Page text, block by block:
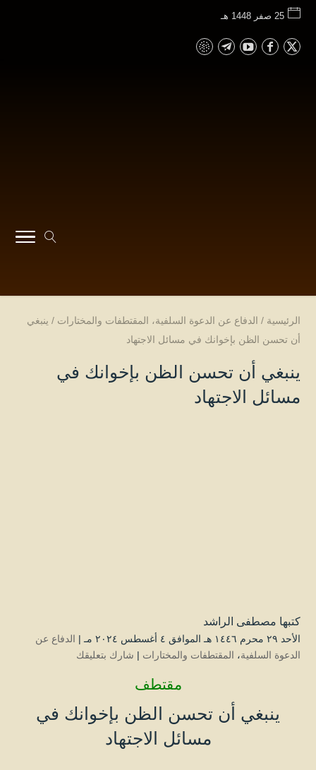
25 صفر 1448 هـ
الرئيسية / الدفاع عن الدعوة السلفية، المقتطفات والمختارات / ينبغي
أن تحسن الظن بإخوانك في مسائل الاجتهاد
ينبغي أن تحسن الظن بإخوانك في
مسائل الاجتهاد
كتبها مصطفى الراشد
الأحد ۲۹ محرم ۱٤٤٦ هـ الموافق ٤ أغسطس ۲۰۲٤ مـ |
الدفاع عن
الدعوة السلفية، المقتطفات والمختارات | شارك بتعليقك
مقتطف
ينبغي أن تحسن الظن بإخوانك في
مسائل الاجتهاد